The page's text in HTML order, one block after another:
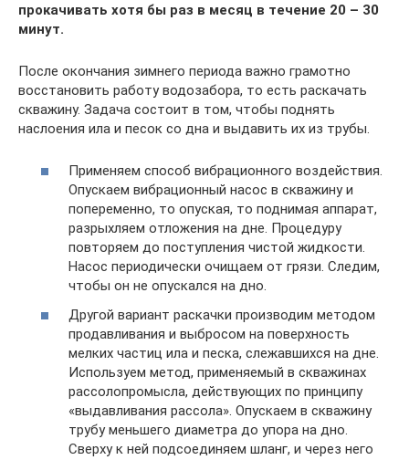
прокачивать хотя бы раз в месяц в течение 20 – 30
минут.
После окончания зимнего периода важно грамотно
восстановить работу водозабора, то есть раскачать
скважину. Задача состоит в том, чтобы поднять
наслоения ила и песок со дна и выдавить их из трубы.
Применяем способ вибрационного воздействия.
Опускаем вибрационный насос в скважину и
попеременно, то опуская, то поднимая аппарат,
разрыхляем отложения на дне. Процедуру
повторяем до поступления чистой жидкости.
Насос периодически очищаем от грязи. Следим,
чтобы он не опускался на дно.
Другой вариант раскачки производим методом
продавливания и выбросом на поверхность
мелких частиц ила и песка, слежавшихся на дне.
Используем метод, применяемый в скважинах
рассолопромысла, действующих по принципу
«выдавливания рассола». Опускаем в скважину
трубу меньшего диаметра до упора на дно.
Сверху к ней подсоединяем шланг, и через него